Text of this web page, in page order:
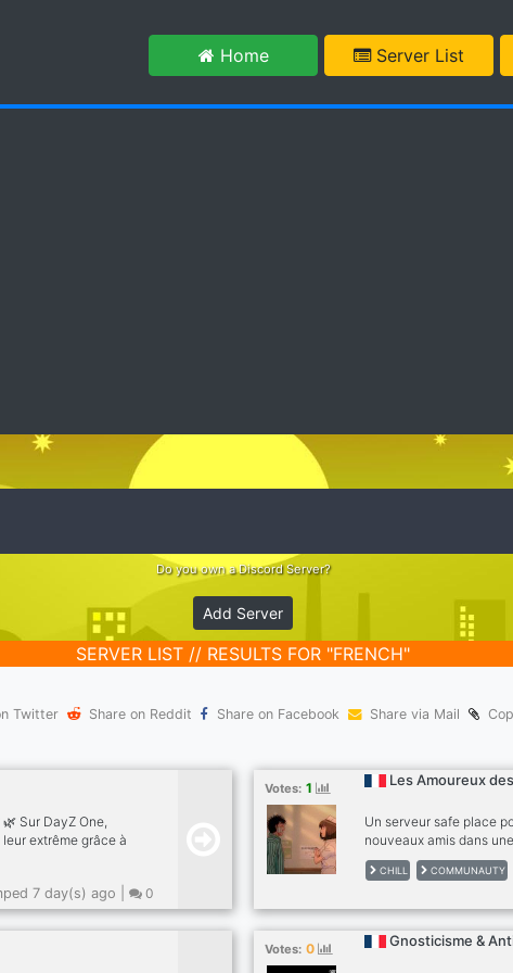
Home Server List
Do you own a Discord Server?
Add Server
SERVER LIST // RESULTS FOR "FRENCH"
Twitter Share on Reddit Share on Facebook Share via Mail
Sur DayZ One,
extrême grâce à
pensée pour
Chaque ressource
Survivre sera
expérimentés y
de DayZ ou un
te
7 day(s) ago | 0
Votes: 1 Les Amoureux
Un serveur safe place
nouveaux amis dans
CHILL COMMUNAUTY
Votes: 0 Gnosticisme &